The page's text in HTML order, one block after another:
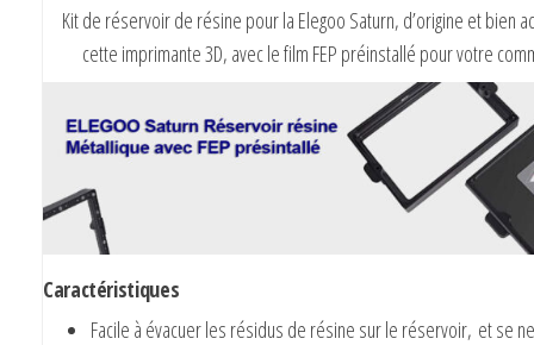
Kit de réservoir de résine pour la Elegoo Saturn, d’origine et bien
cette imprimante 3D, avec le film FEP préinstallé pour votre
Caractéristiques
Facile à évacuer les résidus de résine sur le réservoir, et se